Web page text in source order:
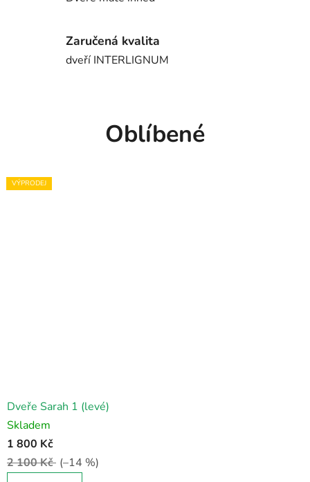
Zaručená kvalita
dveří INTERLIGNUM
Oblíbené
AKCE
Dveře Sarah 1 (levé)
Skladem
1 800 Kč
2 100 Kč (–14 %)
TIP
VÝPRODEJ